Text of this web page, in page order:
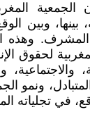
الجمعية
بينها، وبين
المشرف. وهذه
لحقوق
والاجتماعية،
ونمو
في تجلياته